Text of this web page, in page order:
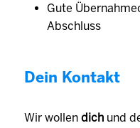
Gute
Abschluss
Dein Kontakt
Wir wollen dich und